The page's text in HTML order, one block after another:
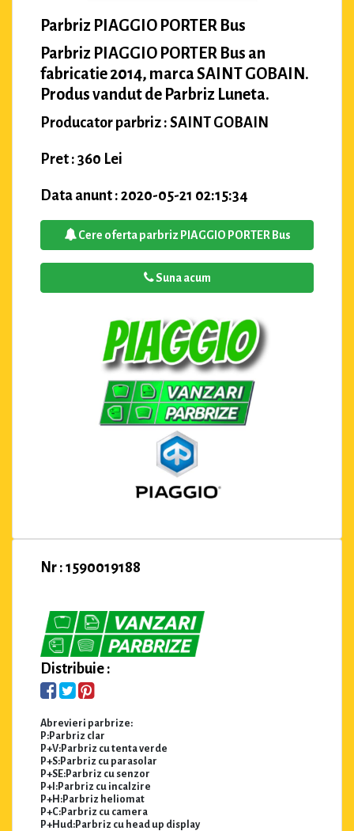
Parbriz PIAGGIO PORTER Bus
Parbriz PIAGGIO PORTER Bus an
fabricatie 2014, marca SAINT GOBAIN.
Produs vandut de Parbriz Luneta.
Producator parbriz : SAINT GOBAIN
Pret : 360 Lei
Data anunt : 2020-05-21 02:15:34
Cere oferta parbriz PIAGGIO PORTER Bus
Suna acum
Nr : 1590019188
Distribuie :
Abrevieri parbrize:
P:Parbriz clar
P+V:Parbriz cu tenta verde
P+S:Parbriz cu parasolar
P+SE:Parbriz cu senzor
P+I:Parbriz cu incalzire
P+H:Parbriz heliomat
P+C:Parbriz cu camera
P+Hud:Parbriz cu head up display